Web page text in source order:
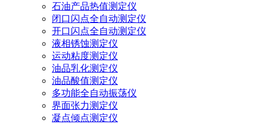
石油产品热值测定仪
闭口闪点全自动测定仪
开口闪点全自动测定仪
液相锈蚀测定仪
运动粘度测定仪
油品乳化测定仪
油品酸值测定仪
多功能全自动振荡仪
界面张力测定仪
凝点倾点测定仪